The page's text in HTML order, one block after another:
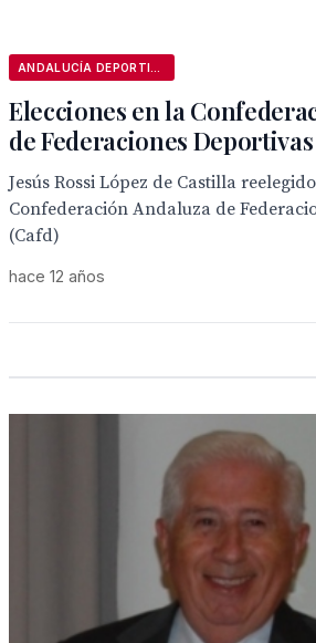
Elecciones en la
de Federaciones Deportivas
Jesús Rossi López de Castilla
Confederación Andaluza de
(Cafd)
hace 12 años